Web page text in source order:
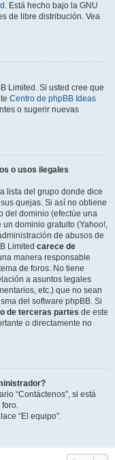
. Está hecho bajo la GNU
de libre distribución. Vea
Limited. Si usted cree que
Centro de phpBB Ideas
o sugerir nuevas
o usos ilegales
lista del grupo donde dice
quejas. Si así no obtiene
del dominio (efectúe una
un dominio gratuito (Yahoo!,
de abusos de
Limited carece de
manera responsable
de foros. No tiene
a asuntos legales
etc.) que no sean
del software phpBB. Si
de terceras partes de este
o directamente no
“Contáctenos”, si está
foro.
“El equipo”.